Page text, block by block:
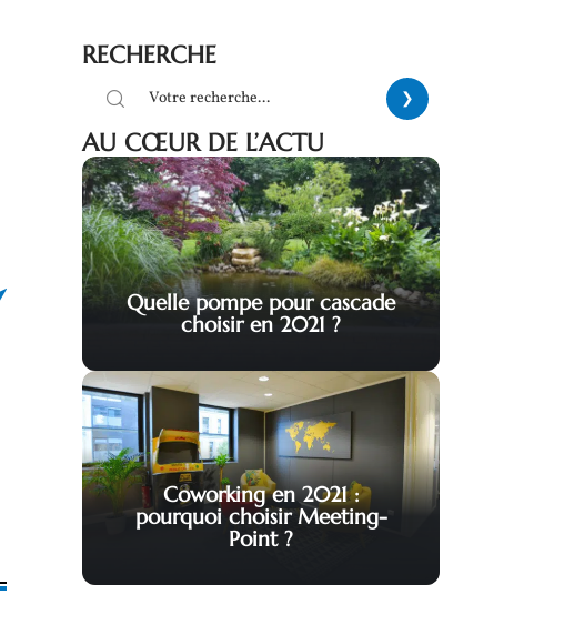
RECHERCHE
AU CŒUR DE L’ACTU
Quelle pompe pour cascade
choisir en 2021 ?
Coworking en 2021 :
pourquoi choisir Meeting-
Point ?